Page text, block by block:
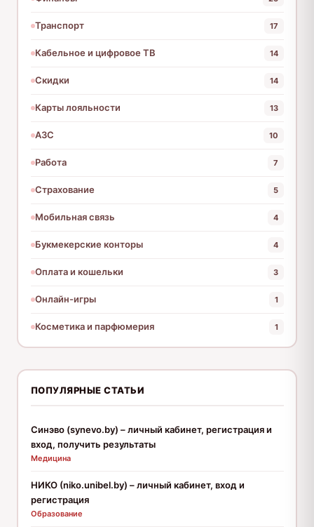
Транспорт 17
Кабельное и цифровое ТВ 14
Скидки 14
Карты лояльности 13
АЗС 10
Работа 7
Страхование 5
Мобильная связь 4
Букмекерские конторы 4
Оплата и кошельки 3
Онлайн-игры 1
Косметика и парфюмерия 1
ПОПУЛЯРНЫЕ СТАТЬИ
Синэво (synevo.by) – личный кабинет, регистрация и
вход, получить результаты
Медицина
НИКО (niko.unibel.by) – личный кабинет, вход и
регистрация
Образование